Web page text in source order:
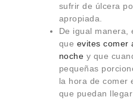
sufrir de úlcera
apropiada.
De igual manera,
que evites comer
noche y que
pequeñas
la hora de comer
que puedan